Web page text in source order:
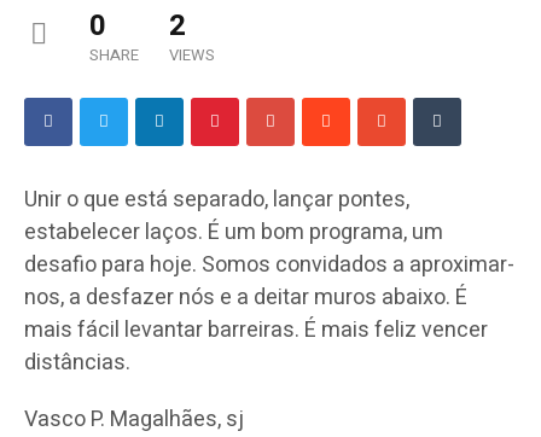
0
SHARE
2
VIEWS
Unir o que está separado, lançar pontes,
estabelecer laços. É um bom programa, um
desafio para hoje. Somos convidados a aproximar-
nos, a desfazer nós e a deitar muros abaixo. É
mais fácil levantar barreiras. É mais feliz vencer
distâncias.
Vasco P. Magalhães, sj